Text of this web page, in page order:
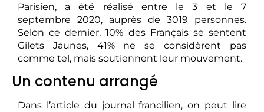
Parisien, a été réalisé entre le 3 et le 7
septembre 2020, auprès de 3019 personnes.
Selon ce dernier, 10% des Français se sentent
Gilets Jaunes, 41% ne se considèrent pas
comme tel, mais soutiennent leur mouvement.
Un contenu arrangé
Dans l’article du journal francilien, on peut lire